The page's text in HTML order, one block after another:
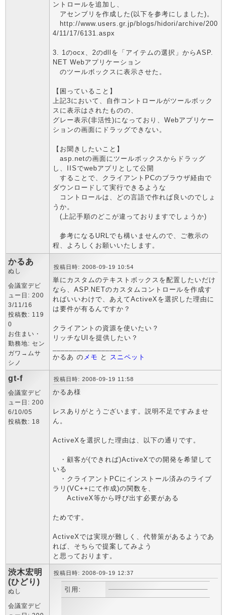
ントロールを追加し、
アセンブリを作成した(以下を参考にしました)。
http://www.users.gr.jp/blogs/hidori/archive/200
4/11/17/6131.aspx
3. 1のocx、2のdllを「アイテムの選択」からASP.
NET Webアプリケーション
のツールボックスに表示させた。
【困っていること】
上記3において、自作コントロールがツールボック
スに表示はされたものの、
グレー表示(非活性)になっており、Webアプリケー
ションの画面にドラッグできない。
【お聞きしたいこと】
asp.netの画面にツールボックスからドラッグ
し、IISでwebアプリとして公開
することで、クライアントPCのブラウザ経由で
ダウンロードして実行できるような
コントロールは、どの言語で作れば良いのでしょ
うか。
(上記手順のどこが違っておりますでしょうか)
参考になるURLでも構いませんので、ご教示の
程、よろしくお願いいたします。
かるあ
ぬし
会議室デビ
ュー日: 200
3/11/16
投稿数: 119
0
お住まい・
勤務地: セン
ガワ→ムサ
シノ
投稿日時: 2008-09-19 10:54
単にカスタムのテキストボックスを配置したいだけ
なら、ASP.NETのカスタムコントロールを作成す
ればいいわけで、あえてActiveXを選択した理由に
は要件が有るんですか？
クライアントの資源を使いたい？
リッチなUIを提供したい？
かるあ の メモ と スニペット
gt-f
会議室デビ
ュー日: 200
6/10/05
投稿数: 18
投稿日時: 2008-09-19 11:58
かるあ様
レスありがとうございます。説明不足ですみませ
ん。
ActiveXを選択した理由は、以下の通りです。
・顧客が(できれば)ActiveXでの開発を希望して
いる
・クライアントPCにインストール済みのライブ
ラリ(VC++にて作成)の関数を、
ActiveX等から呼び出す必要がある
ためです。
ActiveXでは実現が難しく、代替策があるようであ
れば、そちらで提案してみよう
と思っております。
渋木宏明
(ひどり)
ぬし
会議室デビ
投稿日時: 2008-09-19 12:37
引用: